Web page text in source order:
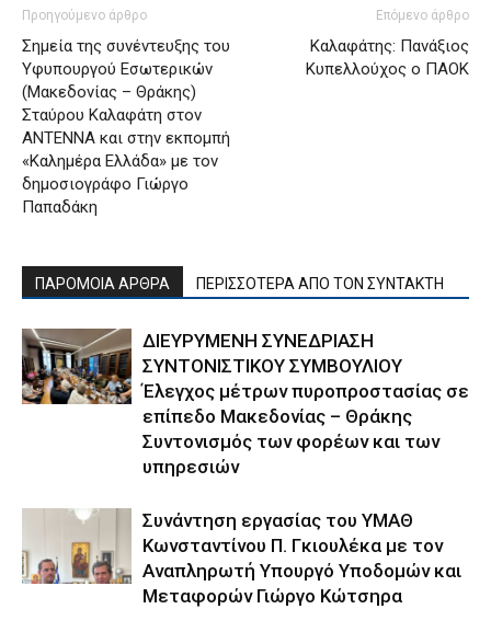
Προηγούμενο άρθρο
Σημεία της συνέντευξης του
Υφυπουργού Εσωτερικών
(Μακεδονίας – Θράκης)
Σταύρου Καλαφάτη στον
ΑΝΤΕΝΝΑ και στην εκπομπή
«Καλημέρα Ελλάδα» με τον
δημοσιογράφο Γιώργο
Παπαδάκη
Επόμενο άρθρο
Καλαφάτης: Πανάξιος
Κυπελλούχος ο ΠΑΟΚ
ΠΑΡΟΜΟΙΑ ΑΡΘΡΑ ΠΕΡΙΣΣΟΤΕΡΑ ΑΠΟ ΤΟΝ ΣΥΝΤΑΚΤΗ
ΔΙΕΥΡΥΜΕΝΗ ΣΥΝΕΔΡΙΑΣΗ
ΣΥΝΤΟΝΙΣΤΙΚΟΥ ΣΥΜΒΟΥΛΙΟΥ
Έλεγχος μέτρων πυροπροστασίας σε
επίπεδο Μακεδονίας – Θράκης
Συντονισμός των φορέων και των
υπηρεσιών
Συνάντηση εργασίας του ΥΜΑΘ
Κωνσταντίνου Π. Γκιουλέκα με τον
Αναπληρωτή Υπουργό Υποδομών και
Μεταφορών Γιώργο Κώτσηρα